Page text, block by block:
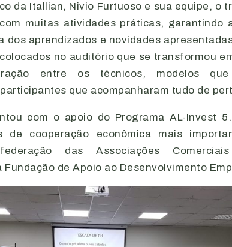
da Itallian, Nivio Furtuoso e sua equipe, o
muitas atividades práticas, garantindo
dos aprendizados e novidades
no auditório que se transformou
entre os técnicos, modelos que
que acompanharam tudo de
com o apoio do Programa AL-Invest
de cooperação econômica mais
das Associações
Fundação de Apoio ao Desenvolvimento